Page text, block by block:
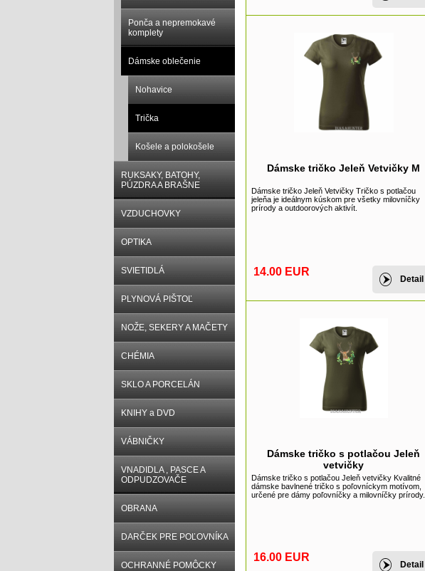
Ponča a nepremokavé
komplety
Dámske oblečenie
Nohavice
Trička
Košele a polokošele
RUKSAKY, BATOHY,
PÚZDRA A BRAŠNE
VZDUCHOVKY
OPTIKA
SVIETIDLÁ
PLYNOVÁ PIŠTOĽ
NOŽE, SEKERY A MAČETY
CHÉMIA
SKLO A PORCELÁN
KNIHY a DVD
VÁBNIČKY
VNADIDLA , PASCE A
ODPUDZOVAČE
OBRANA
DARČEK PRE POĽOVNÍKA
OCHRANNÉ POMÔCKY
Dámske tričko Jeleň Vetvičky M
Dámske tričko Jeleň Vetvičky Tričko s potlačou
jeleňa je ideálnym kúskom pre všetky milovníčky
prírody a outdoorových aktivít.
14.00 EUR
Detail
Dámske tričko s potlačou Jeleň
vetvičky
Dámske tričko s potlačou Jeleň vetvičky Kvalitné
dámske bavlnené tričko s poľovníckym motívom,
určené pre dámy poľovníčky a milovníčky prírody.
16.00 EUR
Detail